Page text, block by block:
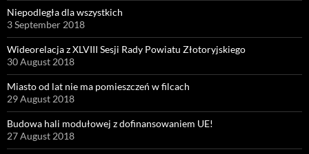
Niepodległa dla wszystkich
3 September 2018
Wideorelacja z XLVIII Sesji Rady Powiatu Złotoryjskiego
30 August 2018
Miasto od lat nie ma pomieszczeń w filcach
29 August 2018
Budowa hali modułowej z dofinansowaniem UE!
27 August 2018